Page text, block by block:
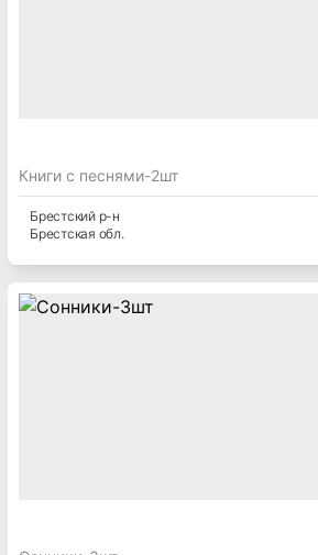
Книги с песнями-2шт
Брестскийр-н
Брестская обл.